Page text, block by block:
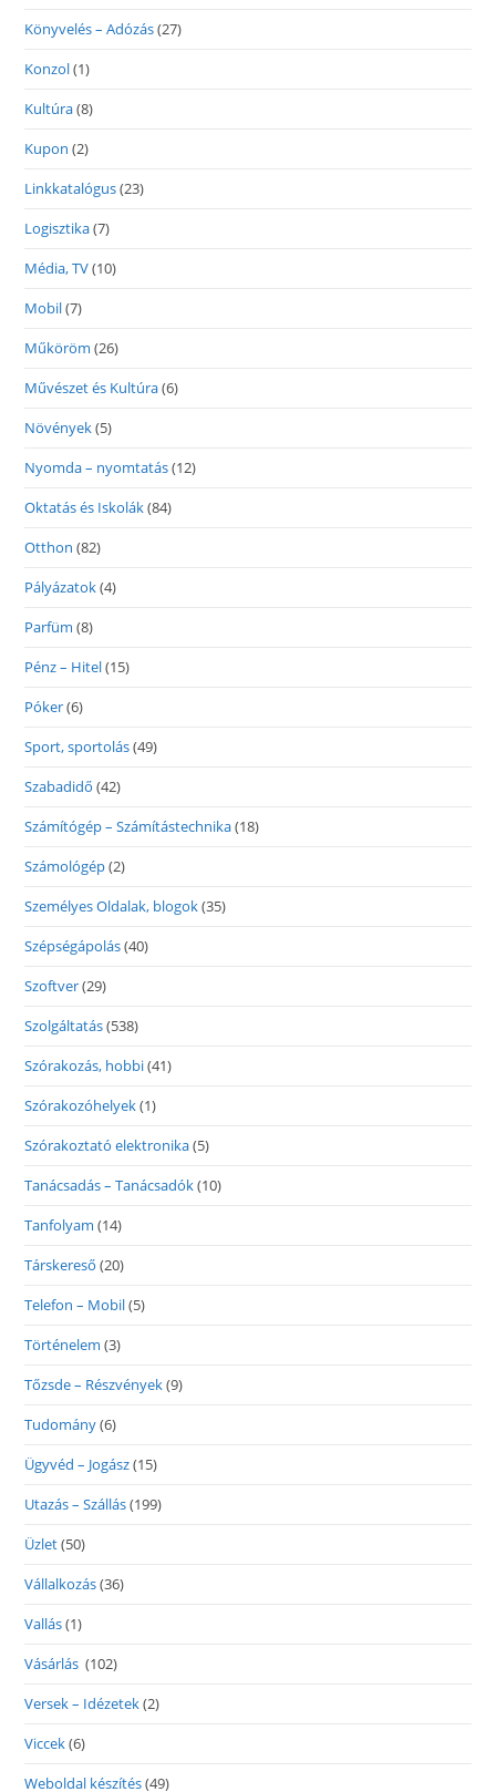
Könyvelés – Adózás(27)
Konzol(1)
Kultúra(8)
Kupon (2)
Linkkatalógus(23)
Logisztika(7)
Média, TV(10)
Mobil(7)
Műköröm (26)
Művészet és Kultúra(6)
Növények(5)
Nyomda – nyomtatás(12)
Oktatás és Iskolák(84)
Otthon (82)
Pályázatok(4)
Parfüm (8)
Pénz – Hitel(15)
Póker(6)
Sport, sportolás(49)
Szabadidő (42)
Számítógép – Számítástechnika(18)
Számológép(2)
Személyes Oldalak, blogok(35)
Szépségápolás(40)
Szoftver(29)
Szolgáltatás(538)
Szórakozás, hobbi(41)
Szórakozóhelyek(1)
Szórakoztató elektronika(5)
Tanácsadás – Tanácsadók(10)
Tanfolyam (14)
Társkereső (20)
Telefon – Mobil(5)
Történelem (3)
Tőzsde – Részvények(9)
Tudomány(6)
Ügyvéd – Jogász(15)
Utazás – Szállás(199)
Üzlet(50)
Vállalkozás(36)
Vallás(1)
Vásárlás (102)
Versek – Idézetek(2)
Viccek(6)
Weboldal készítés(49)